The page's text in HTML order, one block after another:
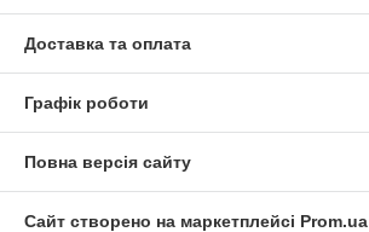
Доставка та оплата
Графік роботи
Повна версія сайту
Сайт створено на маркетплейсі Prom.ua